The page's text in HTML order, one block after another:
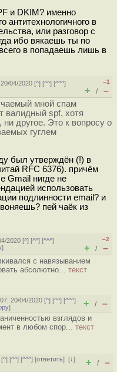
и DKIM? именно
антитехнологичного в
или разговор с
ибо вякаешь ты по
в попадаешь лишь в
04/2020 [^] [^^] [^^^]
–1
+ / –
мной спам
валидный spf, хотя
другое. Это к вопросу о
гуглем
был утверждён (!) в
RFC 6376). причём
Gmail нигде не
использовать
подлинности email? и
пей чаёк из
2020 [^] [^^] [^^^]
]
–2
+ / –
с навязыванием
абсолютно... текст
20/04/2020 [^] [^^] [^^^]
] + / –
взглядов и
в любом спор... текст
[^] [^^] [^^^] [ответить][↓]
+ / –